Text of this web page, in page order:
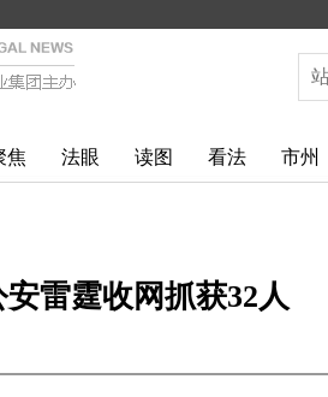
焦 法眼 读图 看法 市州
雷霆收网抓获32人